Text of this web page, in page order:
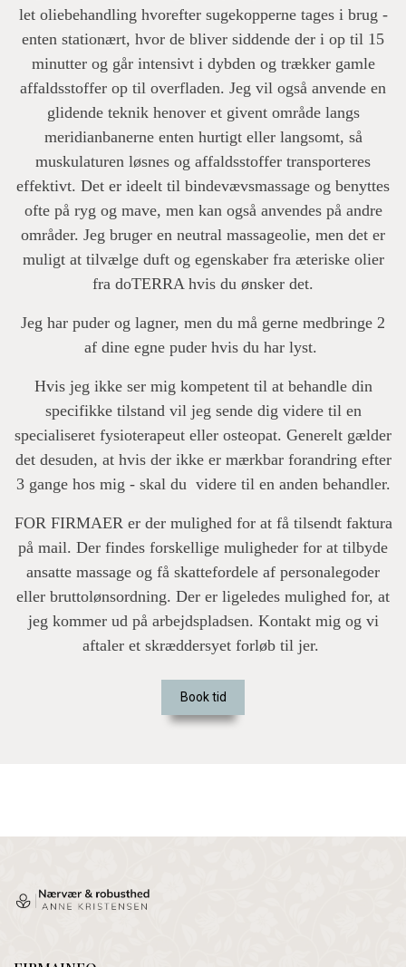
let oliebehandling hvorefter sugekopperne tages i brug -
enten stationært, hvor de bliver siddende der i op til 15
minutter og går intensivt i dybden og trækker gamle
affaldsstoffer op til overfladen. Jeg vil også anvende en
glidende teknik henover et givent område langs
meridianbanerne enten hurtigt eller langsomt, så
muskulaturen løsnes og affaldsstoffer transporteres
effektivt. Det er ideelt til bindevævsmassage og benyttes
ofte på ryg og mave, men kan også anvendes på andre
områder. Jeg bruger en neutral massageolie, men det er
muligt at tilvælge duft og egenskaber fra æteriske olier
fra doTERRA hvis du ønsker det.
Jeg har puder og lagner, men du må gerne medbringe 2
af dine egne puder hvis du har lyst.
Hvis jeg ikke ser mig kompetent til at behandle din
specifikke tilstand vil jeg sende dig videre til en
specialiseret fysioterapeut eller osteopat. Generelt gælder
det desuden, at hvis der ikke er mærkbar forandring efter
3 gange hos mig - skal du videre til en anden behandler.
FOR FIRMAER er der mulighed for at få tilsendt faktura
på mail. Der findes forskellige muligheder for at tilbyde
ansatte massage og få skattefordele af personalegoder
eller bruttolønsordning. Der er ligeledes mulighed for, at
jeg kommer ud på arbejdspladsen. Kontakt mig og vi
aftaler et skræddersyet forløb til jer.
Book tid